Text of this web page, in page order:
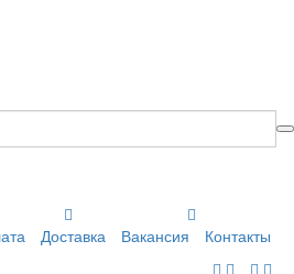
Доставка Вакансия Контакты